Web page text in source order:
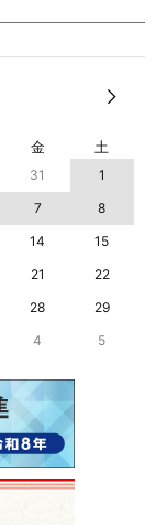
金 土
31
1
7
8
14
15
21
22
28
29
4 5